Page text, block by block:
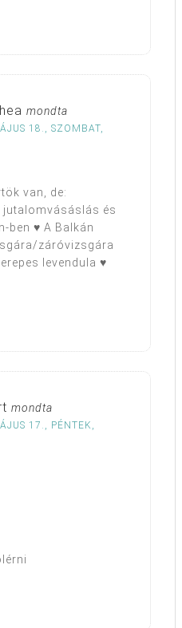
mondta
18., SZOMBAT,
van, de:
jutalomvásáslás és
ben ♥ A Balkán
záróvizsgára
levendula ♥
mondta
17., PÉNTEK,